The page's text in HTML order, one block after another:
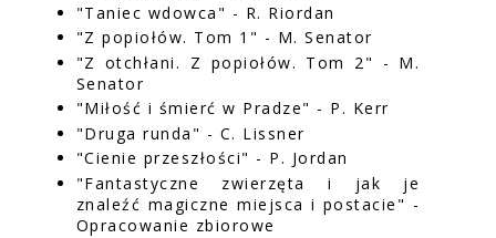
"Taniec wdowca" - R. Riordan
"Z popiołów. Tom 1" - M. Senator
"Z otchłani. Z popiołów. Tom 2" - M.
Senator
"Miłość i śmierć w Pradze" - P. Kerr
"Druga runda" - C. Lissner
"Cienie przeszłości" - P. Jordan
"Fantastyczne zwierzęta i jak je
znaleźć magiczne miejsca i postacie" -
Opracowanie zbiorowe